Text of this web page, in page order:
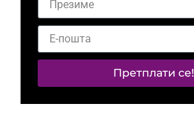
Претплати се!